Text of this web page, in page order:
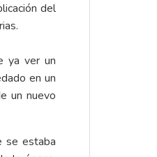
del
ya ver un
en un
un nuevo
se estaba